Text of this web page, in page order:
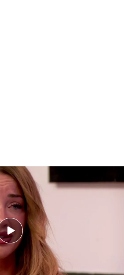
conmigo' tras salir a la luz su gran
a Mayka: así
del programa para hablar
de Mayka y